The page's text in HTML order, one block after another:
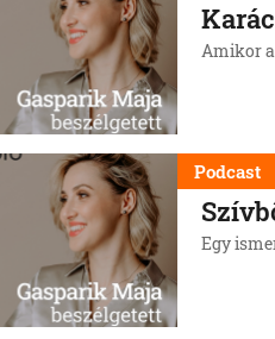
Amikor
Podcast
Egy